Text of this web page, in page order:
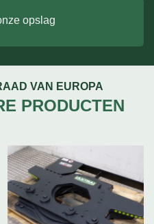
opslag
VAN EUROPA
PRODUCTEN